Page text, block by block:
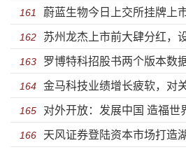
161 蔚蓝生物今日上交所挂牌上
续成长
162 苏州龙杰上市前大肆分红，
淘汰风险
163 罗博特科招股书两个版本数
账款飙升至2.5亿
164 金马科技业绩增长疲软，对
165 对外开放：发展中国 造福世
166 天风证券登陆资本市场打造